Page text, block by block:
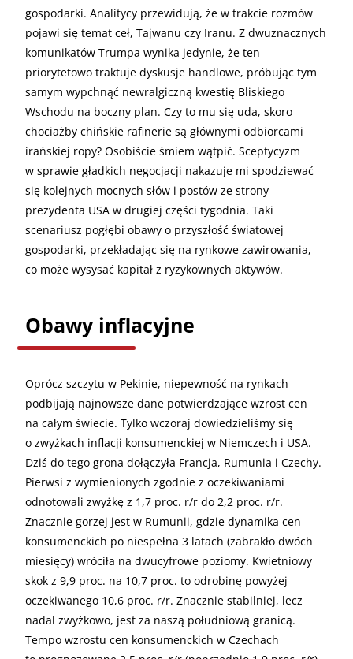
gospodarki. Analitycy przewidują, że w trakcie rozmów
pojawi się temat ceł, Tajwanu czy Iranu. Z dwuznacznych
komunikatów Trumpa wynika jedynie, że ten
priorytetowo traktuje dyskusje handlowe, próbując tym
samym wypchnąć newralgiczną kwestię Bliskiego
Wschodu na boczny plan. Czy to mu się uda, skoro
chociażby chińskie rafinerie są głównymi odbiorcami
irańskiej ropy? Osobiście śmiem wątpić. Sceptycyzm
w sprawie gładkich negocjacji nakazuje mi spodziewać
się kolejnych mocnych słów i postów ze strony
prezydenta USA w drugiej części tygodnia. Taki
scenariusz pogłębi obawy o przyszłość światowej
gospodarki, przekładając się na rynkowe zawirowania,
co może wysysać kapitał z ryzykownych aktywów.
Obawy inflacyjne
Oprócz szczytu w Pekinie, niepewność na rynkach
podbijają najnowsze dane potwierdzające wzrost cen
na całym świecie. Tylko wczoraj dowiedzieliśmy się
o zwyżkach inflacji konsumenckiej w Niemczech i USA.
Dziś do tego grona dołączyła Francja, Rumunia i Czechy.
Pierwsi z wymienionych zgodnie z oczekiwaniami
odnotowali zwyżkę z 1,7 proc. r/r do 2,2 proc. r/r.
Znacznie gorzej jest w Rumunii, gdzie dynamika cen
konsumenckich po niespełna 3 latach (zabrakło dwóch
miesięcy) wróciła na dwucyfrowe poziomy. Kwietniowy
skok z 9,9 proc. na 10,7 proc. to odrobinę powyżej
oczekiwanego 10,6 proc. r/r. Znacznie stabilniej, lecz
nadal zwyżkowo, jest za naszą południową granicą.
Tempo wzrostu cen konsumenckich w Czechach